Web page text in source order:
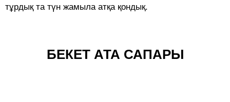
тұрдық та түн жамыла атқа қондық.
БЕКЕТ АТА САПАРЫ